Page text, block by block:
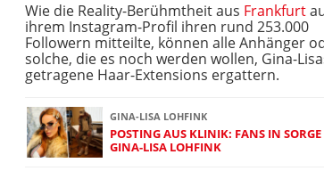
Wie die Reality-Berühmtheit aus Frankfurt
ihrem Instagram-Profil ihren rund 253.000
Followern mitteilte, können alle Anhänger
solche, die es noch werden wollen, Gina-
getragene Haar-Extensions ergattern.
GINA-LISA LOHFINK
POSTING AUS KLINIK: FANS IN
GINA-LISA LOHFINK